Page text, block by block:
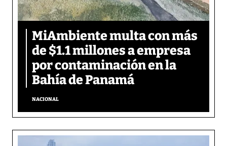
MiAmbiente multa con más
de $1.1 millones a empresa
por contaminación en la
Bahía de Panamá
NACIONAL